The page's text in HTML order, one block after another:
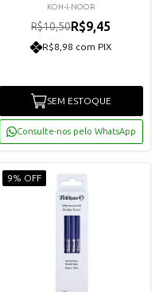
KOH-I-NOOR
R$10,50R$9,45
R$8,98 com PIX
SEM ESTOQUE
Consulte-nos pelo WhatsApp
9% OFF